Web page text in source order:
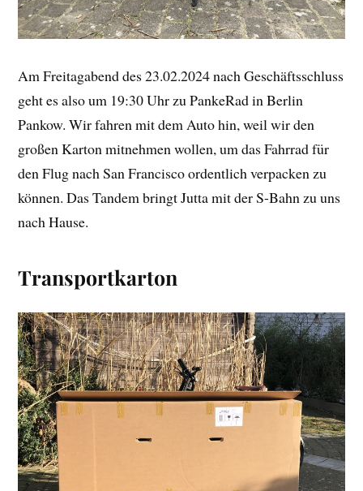
Am Freitagabend des 23.02.2024 nach Geschäftsschluss
geht es also um 19:30 Uhr zu PankeRad in Berlin
Pankow. Wir fahren mit dem Auto hin, weil wir den
großen Karton mitnehmen wollen, um das Fahrrad für
den Flug nach San Francisco ordentlich verpacken zu
können. Das Tandem bringt Jutta mit der S-Bahn zu uns
nach Hause.
Transportkarton